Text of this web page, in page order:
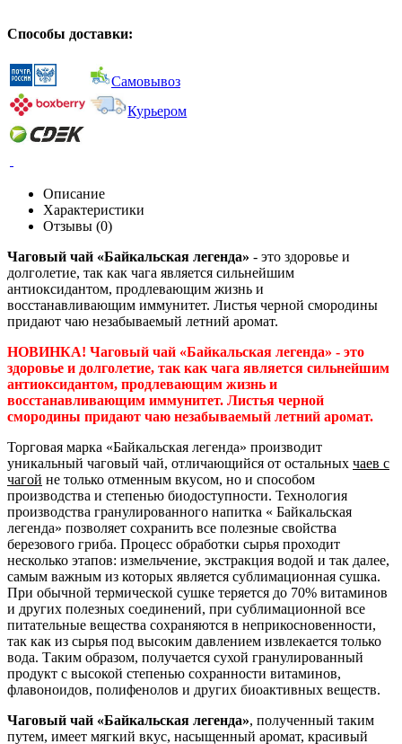
Способы доставки:
Самовывоз
Курьером
Описание
Характеристики
Отзывы (0)
Чаговый чай «Байкальская легенда» - это здоровье и
долголетие, так как чага является сильнейшим
антиоксидантом, продлевающим жизнь и
восстанавливающим иммунитет. Листья черной смородины
придают чаю незабываемый летний аромат.
НОВИНКА! Чаговый чай «Байкальская легенда» - это
здоровье и долголетие, так как чага является сильнейшим
антиоксидантом, продлевающим жизнь и
восстанавливающим иммунитет. Листья черной
смородины придают чаю незабываемый летний аромат.
Торговая марка «Байкальская легенда» производит
уникальный чаговый чай, отличающийся от остальных чаев с
чагой не только отменным вкусом, но и способом
производства и степенью биодоступности. Технология
производства гранулированного напитка « Байкальская
легенда» позволяет сохранить все полезные свойства
березового гриба. Процесс обработки сырья проходит
несколько этапов: измельчение, экстракция водой и так далее,
самым важным из которых является сублимационная сушка.
При обычной термической сушке теряется до 70% витаминов
и других полезных соединений, при сублимационной все
питательные вещества сохраняются в неприкосновенности,
так как из сырья под высоким давлением извлекается только
вода. Таким образом, получается сухой гранулированный
продукт с высокой степенью сохранности витаминов,
флавоноидов, полифенолов и других биоактивных веществ.
Чаговый чай «Байкальская легенда», полученный таким
путем, имеет мягкий вкус, насыщенный аромат, красивый